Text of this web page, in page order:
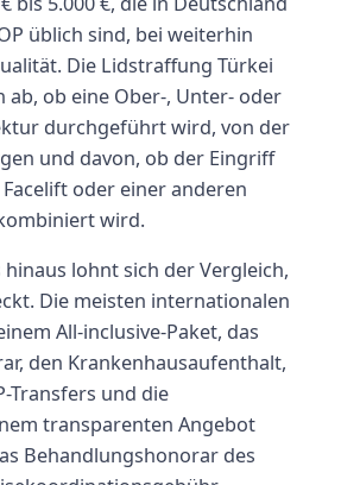
üblich sind, bei weiterhin
Die Lidstraffung Türkei
ab, ob eine Ober-, Unter- oder
durchgeführt wird, von der
und davon, ob der Eingriff
oder einer anderen
wird.
lohnt sich der Vergleich,
Die meisten internationalen
All-inclusive-Paket, das
den Krankenhausaufenthalt,
Transfers und die
transparenten Angebot
Behandlungshonorar des